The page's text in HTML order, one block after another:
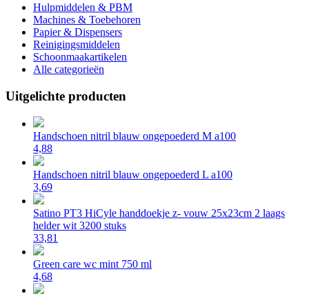
Hulpmiddelen & PBM
Machines & Toebehoren
Papier & Dispensers
Reinigingsmiddelen
Schoonmaakartikelen
Alle categorieën
Uitgelichte producten
Handschoen nitril blauw ongepoederd M a100
4,88
Handschoen nitril blauw ongepoederd L a100
3,69
Satino PT3 HiCyle handdoekje z- vouw 25x23cm 2 laags
helder wit 3200 stuks
33,81
Green care wc mint 750 ml
4,68